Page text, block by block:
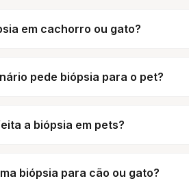
em cachorro ou gato?
pede biópsia para o pet?
a biópsia em pets?
biópsia para cão ou gato?